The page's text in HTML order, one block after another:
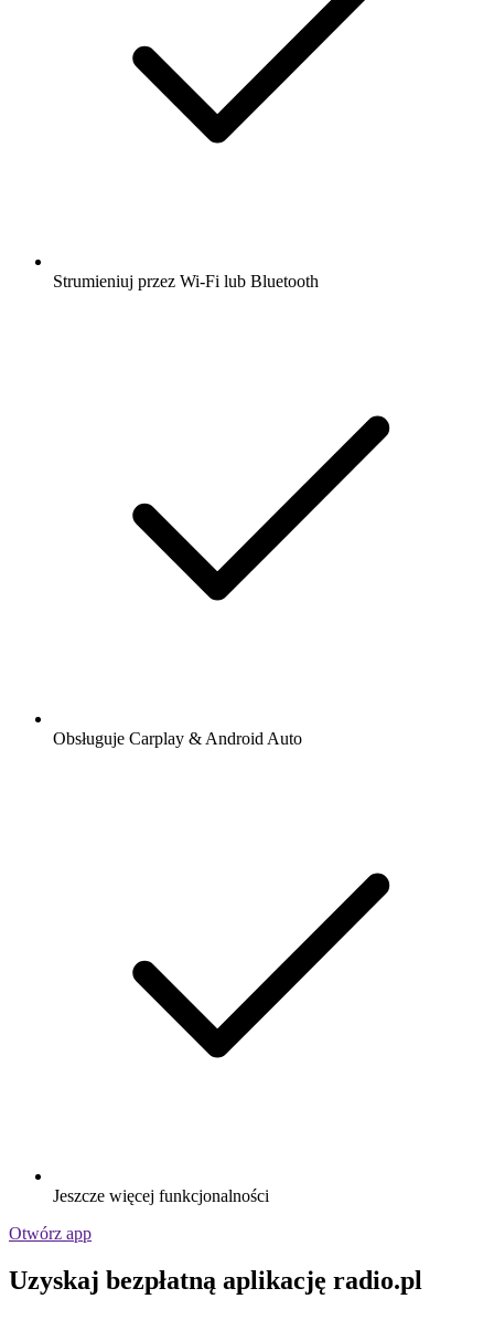
Strumieniuj przez Wi-Fi lub Bluetooth
Obsługuje Carplay & Android Auto
Jeszcze więcej funkcjonalności
Otwórz app
Uzyskaj bezpłatną aplikację radio.pl